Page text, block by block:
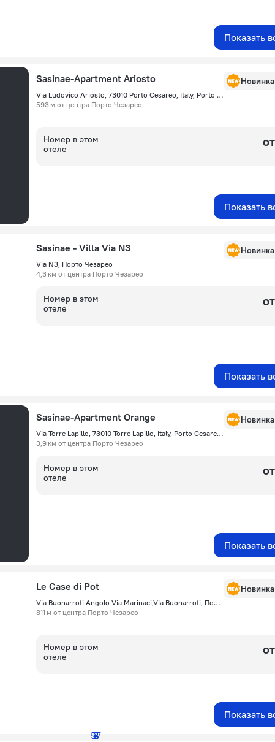
Показать
Sasinae-Apartment Ariosto
Via Ludovico Ariosto, 73010 Porto Cesareo, Italy, Porto Cesareo, Порто Чезарео
593 м от центра Порто Чезарео
Номер в этом
отеле
Показать
Sasinae - Villa Via N3
Via N3, Порто Чезарео
4,3 км от центра Порто Чезарео
Номер в этом
отеле
Показать
Sasinae-Apartment Orange
Via Torre Lapillo, 73010 Torre Lapillo, Italy, Porto Cesareo, Порто Чезарео
3,9 км от центра Порто Чезарео
Номер в этом
отеле
Показать
Le Case di Pot
Via Buonarroti Angolo Via Marinaci,Via Buonarroti, Порто Чезарео
811 м от центра Порто Чезарео
Номер в этом
отеле
Показать
2
3
4
5
57